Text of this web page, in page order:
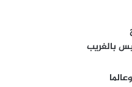
بالغريب